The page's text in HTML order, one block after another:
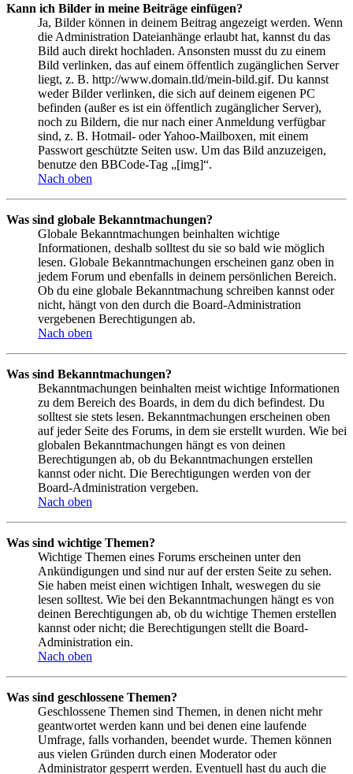
Kann ich Bilder in meine Beiträge einfügen?
Ja, Bilder können in deinem Beitrag angezeigt werden. Wenn
die Administration Dateianhänge erlaubt hat, kannst du das
Bild auch direkt hochladen. Ansonsten musst du zu einem
Bild verlinken, das auf einem öffentlich zugänglichen Server
liegt, z. B. http://www.domain.tld/mein-bild.gif. Du kannst
weder Bilder verlinken, die sich auf deinem eigenen PC
befinden (außer es ist ein öffentlich zugänglicher Server),
noch zu Bildern, die nur nach einer Anmeldung verfügbar
sind, z. B. Hotmail- oder Yahoo-Mailboxen, mit einem
Passwort geschützte Seiten usw. Um das Bild anzuzeigen,
benutze den BBCode-Tag „[img]“.
Nach oben
Was sind globale Bekanntmachungen?
Globale Bekanntmachungen beinhalten wichtige
Informationen, deshalb solltest du sie so bald wie möglich
lesen. Globale Bekanntmachungen erscheinen ganz oben in
jedem Forum und ebenfalls in deinem persönlichen Bereich.
Ob du eine globale Bekanntmachung schreiben kannst oder
nicht, hängt von den durch die Board-Administration
vergebenen Berechtigungen ab.
Nach oben
Was sind Bekanntmachungen?
Bekanntmachungen beinhalten meist wichtige Informationen
zu dem Bereich des Boards, in dem du dich befindest. Du
solltest sie stets lesen. Bekanntmachungen erscheinen oben
auf jeder Seite des Forums, in dem sie erstellt wurden. Wie bei
globalen Bekanntmachungen hängt es von deinen
Berechtigungen ab, ob du Bekanntmachungen erstellen
kannst oder nicht. Die Berechtigungen werden von der
Board-Administration vergeben.
Nach oben
Was sind wichtige Themen?
Wichtige Themen eines Forums erscheinen unter den
Ankündigungen und sind nur auf der ersten Seite zu sehen.
Sie haben meist einen wichtigen Inhalt, weswegen du sie
lesen solltest. Wie bei den Bekanntmachungen hängt es von
deinen Berechtigungen ab, ob du wichtige Themen erstellen
kannst oder nicht; die Berechtigungen stellt die Board-
Administration ein.
Nach oben
Was sind geschlossene Themen?
Geschlossene Themen sind Themen, in denen nicht mehr
geantwortet werden kann und bei denen eine laufende
Umfrage, falls vorhanden, beendet wurde. Themen können
aus vielen Gründen durch einen Moderator oder
Administrator gesperrt werden. Eventuell hast du auch die